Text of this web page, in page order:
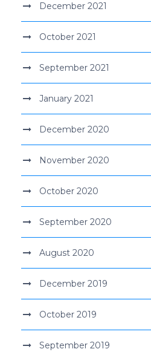
December 2021
October 2021
September 2021
January 2021
December 2020
November 2020
October 2020
September 2020
August 2020
December 2019
October 2019
September 2019